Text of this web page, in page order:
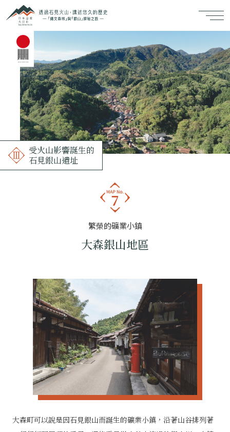
受火山影響誕生的
石見銀山遺址
繁榮的礦業小鎮
大森銀山地區
大森町可以說是因石見銀山而誕生的礦業小鎮，沿著山谷排列著